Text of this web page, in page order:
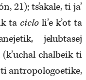
21); ts’akale, ti ja’
ta cicloli’e k’ot ta
jelubtasej
chalbeik ti
ti antropologoetike,